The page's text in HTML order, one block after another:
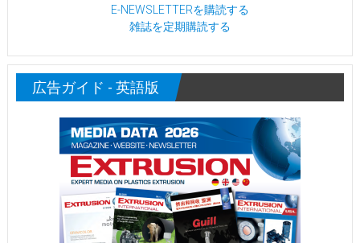
E-NEWSLETTERを購読する
雑誌を定期購読する
広告ガイド - 英語版